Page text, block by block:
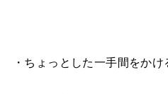
・ちょっとした一手間をかけ